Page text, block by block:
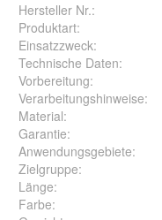
Hersteller Nr.:
Produktart:
Einsatzzweck:
Technische Daten:
Vorbereitung:
Verarbeitungshinweise:
Material:
Garantie:
Anwendungsgebiete:
Zielgruppe:
Länge:
Farbe: